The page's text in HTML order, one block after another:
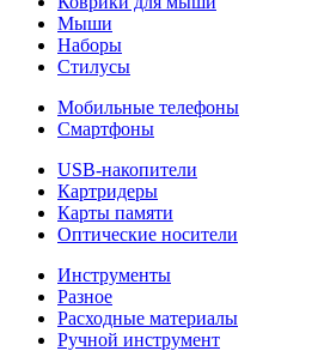
Мыши
Наборы
Стилусы
Мобильные телефоны
Смартфоны
USB-накопители
Картридеры
Карты памяти
Оптические носители
Инструменты
Разное
Расходные материалы
Ручной инструмент